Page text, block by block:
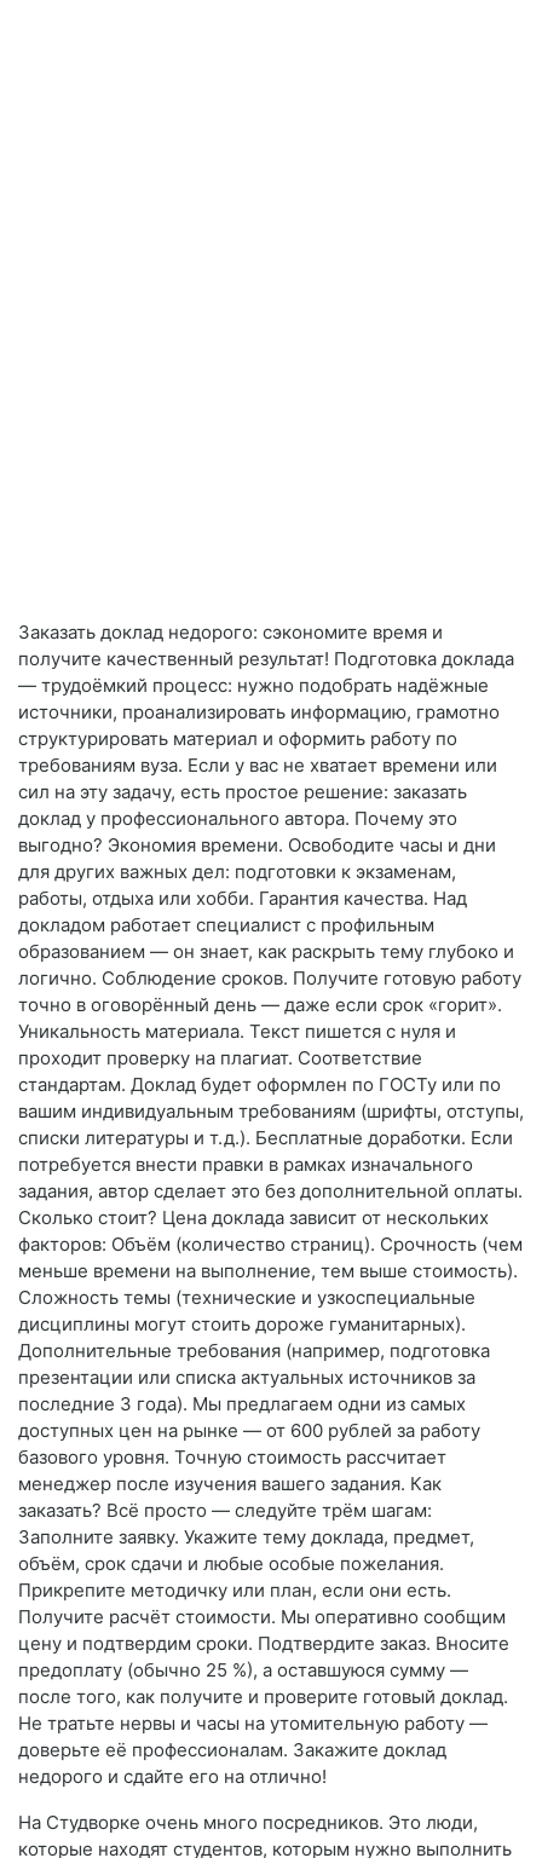
Заказать доклад недорого: сэкономите время и
получите качественный результат! Подготовка доклада
— трудоёмкий процесс: нужно подобрать надёжные
источники, проанализировать информацию, грамотно
структурировать материал и оформить работу по
требованиям вуза. Если у вас не хватает времени или
сил на эту задачу, есть простое решение: заказать
доклад у профессионального автора. Почему это
выгодно? Экономия времени. Освободите часы и дни
для других важных дел: подготовки к экзаменам,
работы, отдыха или хобби. Гарантия качества. Над
докладом работает специалист с профильным
образованием — он знает, как раскрыть тему глубоко и
логично. Соблюдение сроков. Получите готовую работу
точно в оговорённый день — даже если срок «горит».
Уникальность материала. Текст пишется с нуля и
проходит проверку на плагиат. Соответствие
стандартам. Доклад будет оформлен по ГОСТу или по
вашим индивидуальным требованиям (шрифты, отступы,
списки литературы и т. д.). Бесплатные доработки. Если
потребуется внести правки в рамках изначального
задания, автор сделает это без дополнительной оплаты.
Сколько стоит? Цена доклада зависит от нескольких
факторов: Объём (количество страниц). Срочность (чем
меньше времени на выполнение, тем выше стоимость).
Сложность темы (технические и узкоспециальные
дисциплины могут стоить дороже гуманитарных).
Дополнительные требования (например, подготовка
презентации или списка актуальных источников за
последние 3 года). Мы предлагаем одни из самых
доступных цен на рынке — от 600 рублей за работу
базового уровня. Точную стоимость рассчитает
менеджер после изучения вашего задания. Как
заказать? Всё просто — следуйте трём шагам:
Заполните заявку. Укажите тему доклада, предмет,
объём, срок сдачи и любые особые пожелания.
Прикрепите методичку или план, если они есть.
Получите расчёт стоимости. Мы оперативно сообщим
цену и подтвердим сроки. Подтвердите заказ. Вносите
предоплату (обычно 25 %), а оставшуюся сумму —
после того, как получите и проверите готовый доклад.
Не тратьте нервы и часы на утомительную работу —
доверьте её профессионалам. Закажите доклад
недорого и сдайте его на отлично!
На Студворке очень много посредников. Это люди,
которые находят студентов, которым нужно выполнить